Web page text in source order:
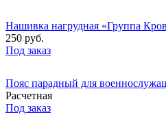
Нашивка нагрудная «Группа
250 руб.
Под заказ
Пояс парадный для
Расчетная
Под заказ